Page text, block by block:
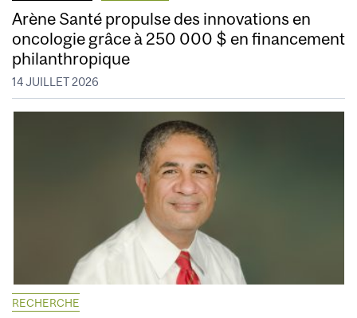
Arène Santé propulse des innovations en
oncologie grâce à 250 000 $ en financement
philanthropique
14 JUILLET 2026
RECHERCHE